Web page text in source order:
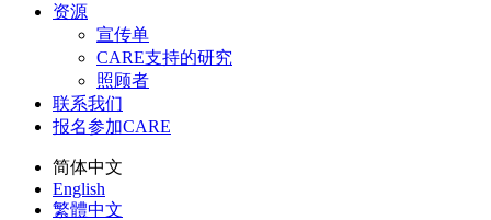
资源
宣传单
CARE支持的研究
照顾者
联系我们
报名参加CARE
简体中文
English
繁體中文